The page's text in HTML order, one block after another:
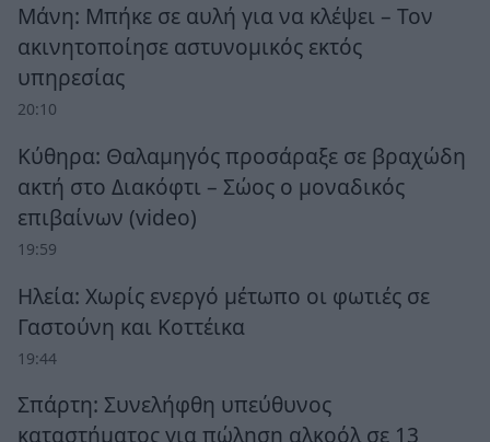
Μάνη: Μπήκε σε αυλή για να κλέψει – Τον
ακινητοποίησε αστυνομικός εκτός
υπηρεσίας
20:10
Κύθηρα: Θαλαμηγός προσάραξε σε βραχώδη
ακτή στο Διακόφτι – Σώος ο μοναδικός
επιβαίνων (video)
19:59
Ηλεία: Χωρίς ενεργό μέτωπο οι φωτιές σε
Γαστούνη και Κοττέικα
19:44
Σπάρτη: Συνελήφθη υπεύθυνος
καταστήματος για πώληση αλκοόλ σε 13